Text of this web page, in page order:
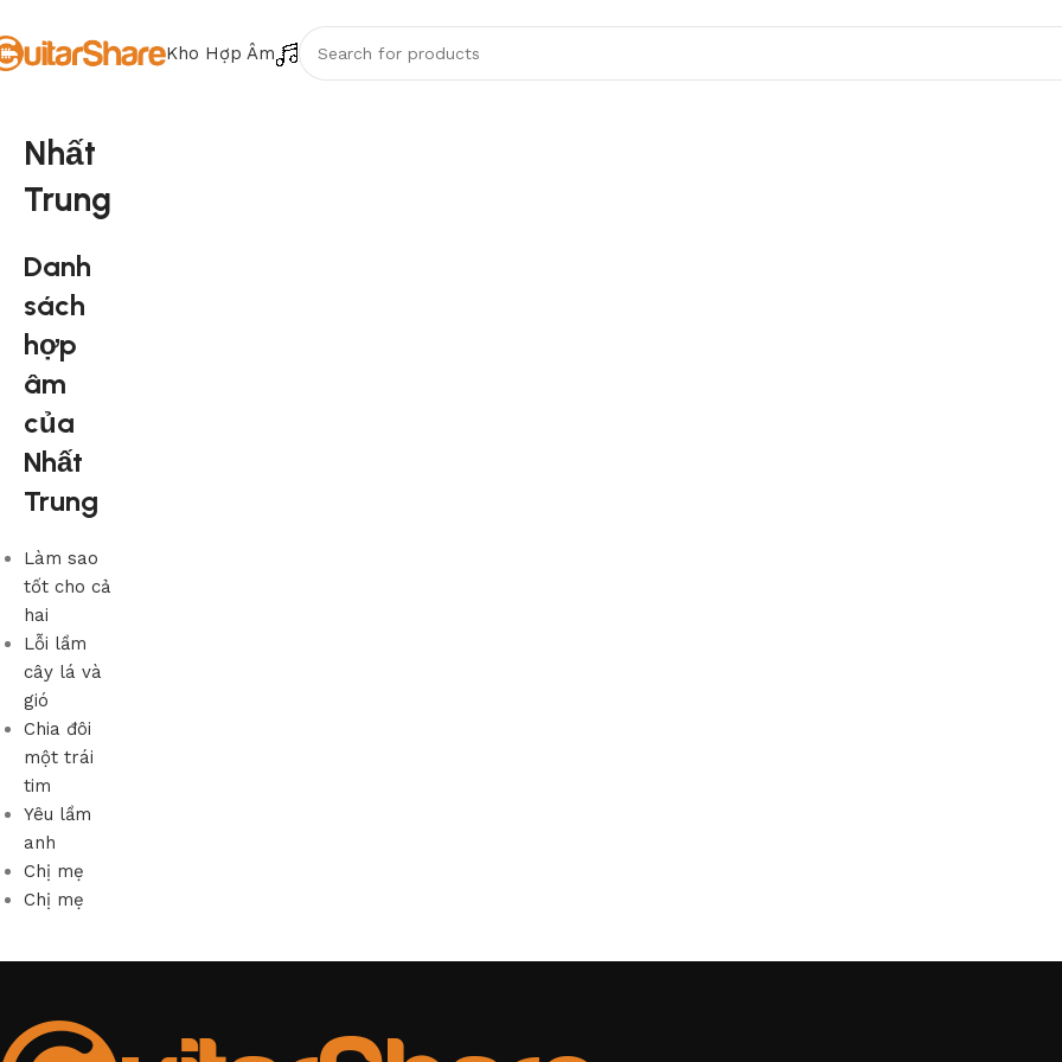
Kho Hợp Âm
Nhất
Trung
Danh
sách
hợp
âm
của
Nhất
Trung
Làm sao
tốt cho cả
hai
Lỗi lầm
cây lá và
gió
Chia đôi
một trái
tim
Yêu lầm
anh
Chị mẹ
Chị mẹ